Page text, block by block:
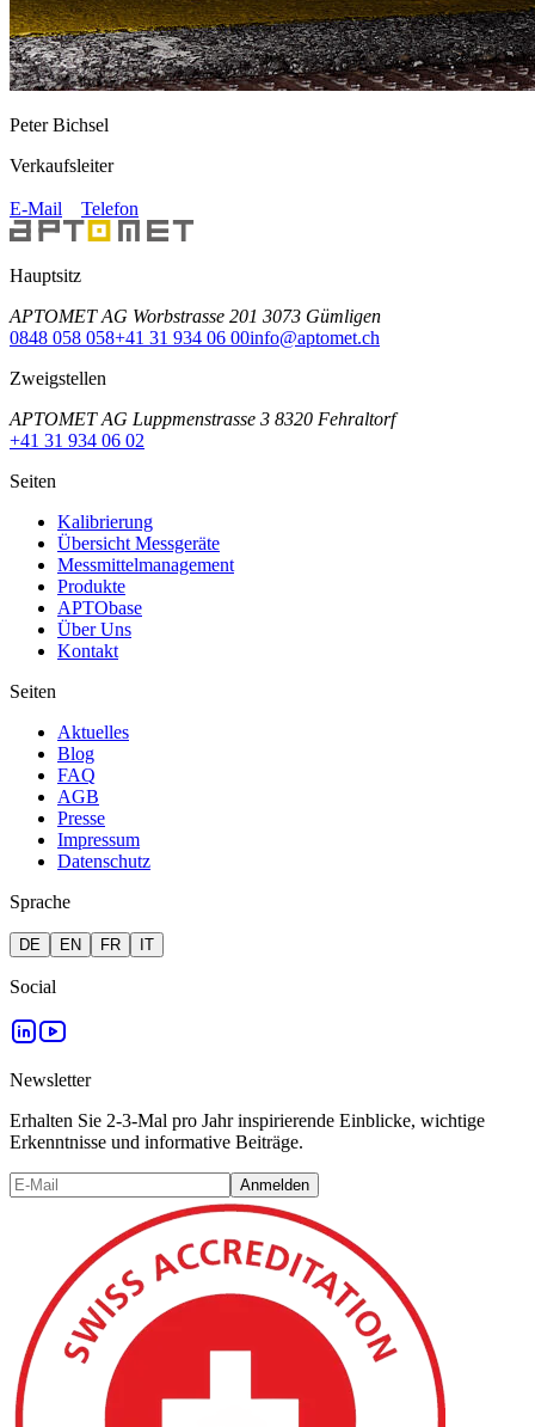
Peter Bichsel
Verkaufsleiter
E-Mail Telefon
Hauptsitz
APTOMET AG Worbstrasse 201 3073 Gümligen
0848 058 058+41 31 934 06 00info@aptomet.ch
Zweigstellen
APTOMET AG Luppmenstrasse 3 8320 Fehraltorf
+41 31 934 06 02
Seiten
Kalibrierung
Übersicht Messgeräte
Messmittelmanagement
Produkte
APTObase
Über Uns
Kontakt
Seiten
Aktuelles
Blog
FAQ
AGB
Presse
Impressum
Datenschutz
Sprache
DE EN FR IT
Social
Newsletter
Erhalten Sie 2-3-Mal pro Jahr inspirierende Einblicke, wichtige
Erkenntnisse und informative Beiträge.
Anmelden